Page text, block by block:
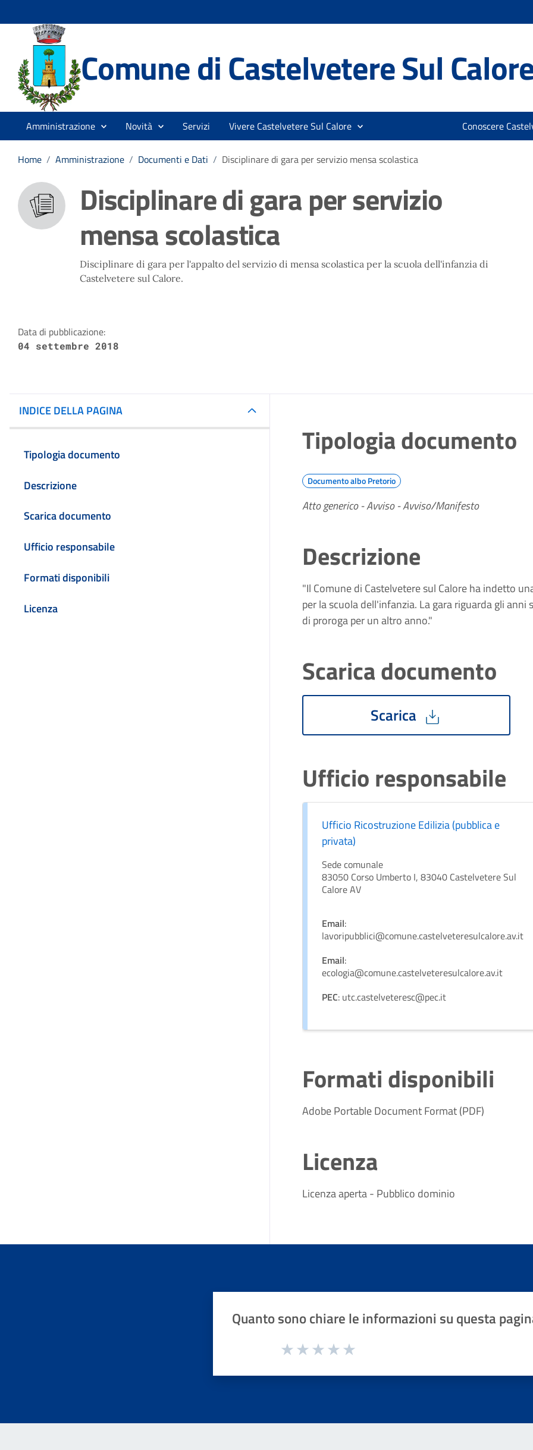
Comune di Castelvetere Sul
Amministrazione Novità Servizi Vivere Castelvetere Sul Calore Conoscere
Home / Amministrazione / Documenti e Dati / Disciplinare di gara per servizio mensa scolastica
Disciplinare di gara per servizio
mensa scolastica
Disciplinare di gara per l'appalto del servizio di mensa scolastica per la scuola dell'infanzia di
Castelvetere sul Calore.
Data di pubblicazione:
04 settembre 2018
INDICE DELLA PAGINA
Tipologia documento
Descrizione
Scarica documento
Ufficio responsabile
Formati disponibili
Licenza
Tipologia documento
Documento albo Pretorio
Atto generico - Avviso - Avviso/Manifesto
Descrizione
"Il Comune di Castelvetere sul Calore ha indetto
per la scuola dell'infanzia. La gara riguarda gli
di proroga per un altro anno."
Scarica documento
Scarica
Ufficio responsabile
Ufficio Ricostruzione Edilizia (pubblica e
privata)
Sede comunale
83050 Corso Umberto I, 83040 Castelvetere Sul
Calore AV
Email:
lavoripubblici@comune.castelveteresulcalore.av.it
Email:
ecologia@comune.castelveteresulcalore.av.it
PEC: utc.castelveteresc@pec.it
Formati disponibili
Adobe Portable Document Format (PDF)
Licenza
Licenza aperta - Pubblico dominio
Quanto sono chiare le informazioni su questa
Valuta da 1 a 5 stelle la pagina